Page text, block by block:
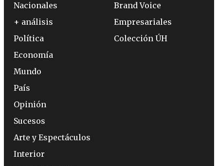
Nacionales
+ análisis
Política
Economía
Mundo
País
Opinión
Sucesos
Arte y Espectáculos
Interior
Brand Voice
Empresariales
Colección ÚH